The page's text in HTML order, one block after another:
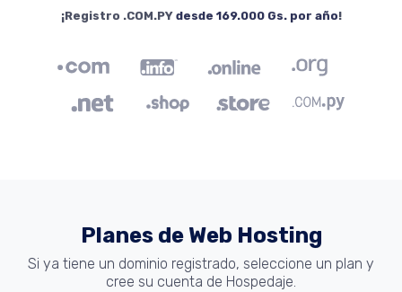
¡Registro .COM.PY desde 169.000 Gs. por año!
Planes de Web Hosting
Si ya tiene un dominio registrado, seleccione un plan y
cree su cuenta de Hospedaje.